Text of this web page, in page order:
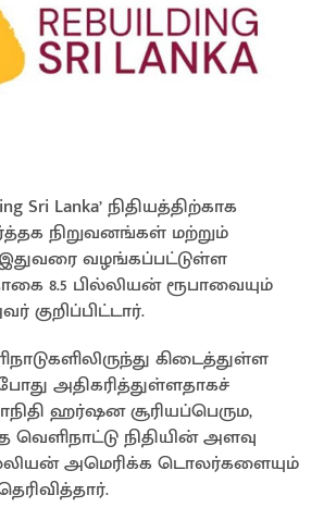
Sri Lanka’ நிதியத்திற்காக
நிறுவனங்கள் மற்றும்
வழங்கப்பட்டுள்ள
8.5 பில்லியன் ரூபாவையும்
குறிப்பிட்டார்.
கிடைத்துள்ள
அதிகரித்துள்ளதாகச்
ஹர்ஷன சூரியப்பெரும,
நிதியின் அளவு
அமெரிக்க டொலர்களையும்